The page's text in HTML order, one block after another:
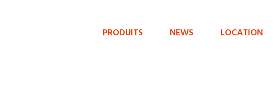
Menu
PRODUITS NEWS LOCATION